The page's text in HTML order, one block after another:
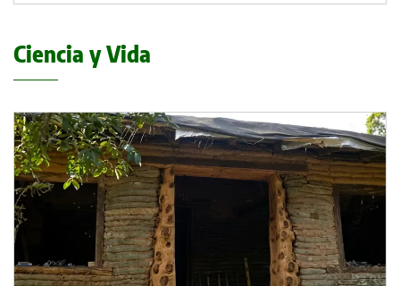
Ciencia y Vida